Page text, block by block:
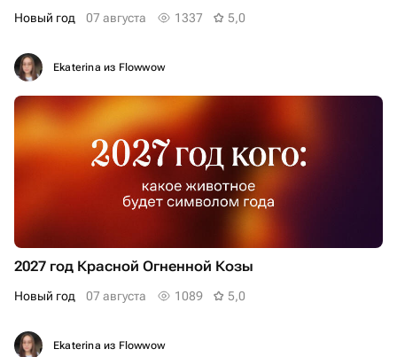
Новый год 07 августа 1337 5,0
Ekaterina из Flowwow
2027 год Красной Огненной Козы
Новый год 07 августа 1089 5,0
Ekaterina из Flowwow